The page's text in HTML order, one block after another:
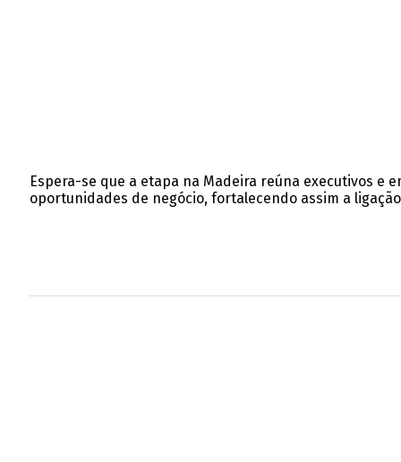
Espera-se que a etapa na Madeira reúna executivos
oportunidades de negócio, fortalecendo assim a